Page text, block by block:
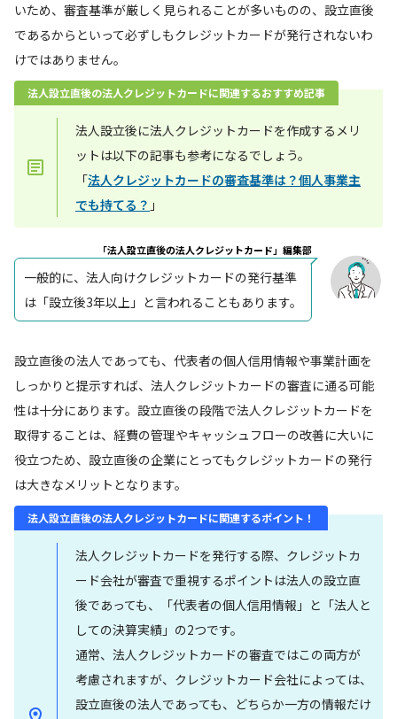
いため、審査基準が厳しく見られることが多いものの、設立直後
であるからといって必ずしもクレジットカードが発行されないわ
けではありません。
法人設立直後の法人クレジットカードに関連するおすすめ記事
法人設立後に法人クレジットカードを作成するメリ
ットは以下の記事も参考になるでしょう。
「法人クレジットカードの審査基準は？個人事業主
でも持てる？ 」
「法人設立直後の法人クレジットカード」編集部
一般的に、法人向けクレジットカードの発行基準
は「設立後3年以上」と言われることもあります。
設立直後の法人であっても、代表者の個人信用情報や事業計画を
しっかりと提示すれば、法人クレジットカードの審査に通る可能
性は十分にあります。設立直後の段階で法人クレジットカードを
取得することは、経費の管理やキャッシュフローの改善に大いに
役立つため、設立直後の企業にとってもクレジットカードの発行
は大きなメリットとなります。
法人設立直後の法人クレジットカードに関連するポイント！
法人クレジットカードを発行する際、クレジットカ
ード会社が審査で重視するポイントは法人の設立直
後であっても、「代表者の個人信用情報」と「法人と
しての決算実績」の2つです。
通常、法人クレジットカードの審査ではこの両方が
考慮されますが、クレジットカード会社によっては、
設立直後の法人であっても、どちらか一方の情報だけ